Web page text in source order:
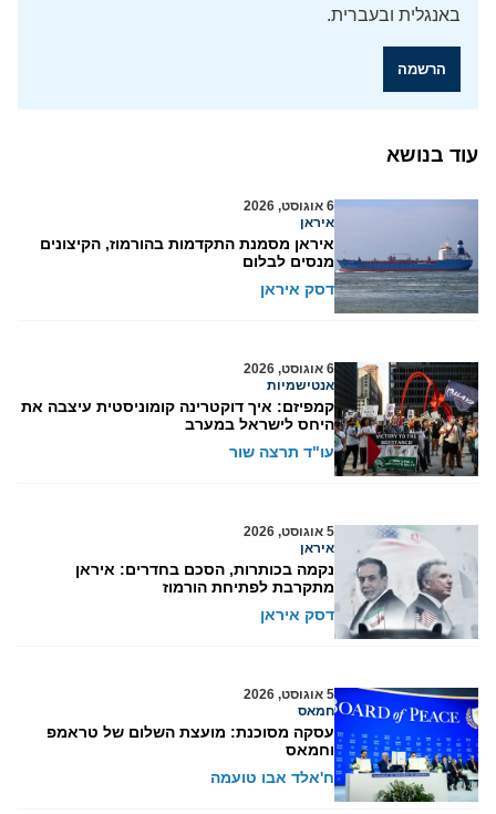
באנגלית ובעברית.
הרשמה
עוד בנושא
6 אוגוסט, 2026
איראן
איראן מסמנת התקדמות בהורמוז, הקיצונים
מנסים לבלום
דסק איראן
6 אוגוסט, 2026
אנטישמיות
קמפיזם: איך דוקטרינה קומוניסטית עיצבה את
היחס לישראל במערב
עו"ד תרצה שור
5 אוגוסט, 2026
איראן
נקמה בכותרות, הסכם בחדרים: איראן
מתקרבת לפתיחת הורמוז
דסק איראן
5 אוגוסט, 2026
חמאס
עסקה מסוכנת: מועצת השלום של טראמפ
וחמאס
ח'אלד אבו טועמה